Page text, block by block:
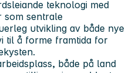
teknologi med
sentrale
utvikling av både nye
til å forme framtida for
både på land